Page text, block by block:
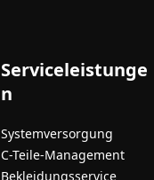
Serviceleistunge
n
Systemversorgung
C-Teile-Management
Bekleidungsservice